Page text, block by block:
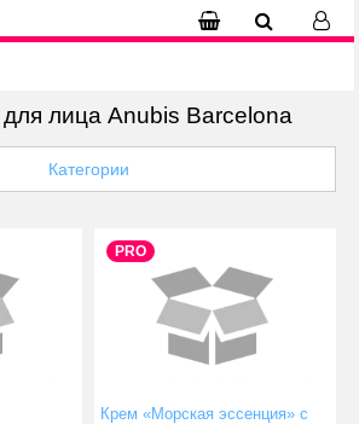
для лица Anubis Barcelona
Категории
PRO
Крем «Морская эссенция» с